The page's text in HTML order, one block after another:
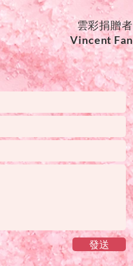
雲彩捐贈者
Vincent Fan
發送